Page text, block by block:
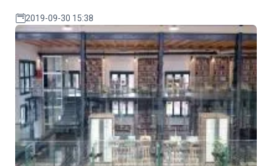
2019-09-30 15:38